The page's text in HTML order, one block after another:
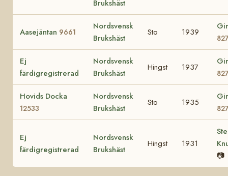
Brukshäst
Aasejäntan 9661
Nordsvensk
Brukshäst
Sto 1939
Ej
färdigregistrerad
Nordsvensk
Brukshäst
Hingst 1937
Hovids Docka
12533
Nordsvensk
Brukshäst
Sto 1935
Ej
färdigregistrerad
Nordsvensk
Brukshäst
Hingst 1931
📷